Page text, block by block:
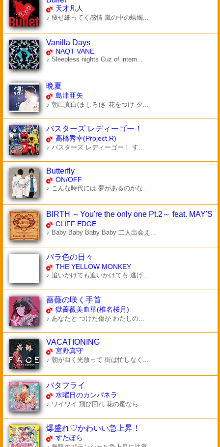
天才凡人
♪ 痩せ細ってく感情 嵐の中の蝋燭...
Vanilla Days
NAQT VANE
♪ Sleepless nights Cuz of intern...
晩夏
島津亜矢
♪ 朝に真白(ましろ)き 花をつけ 夕...
バスターズ レディーゴー！
高橋秀幸(Project.R)
♪ バスターズ レディーゴー！ す...
Butterfly
ON/OFF
♪ こんな時代には 夢があるのかな...
BIRTH ～You're the only one Pt.2～ feat. MAY'S
CLIFF EDGE
♪ Baby Baby Baby Baby 二人出会え...
バラ色の日々
THE YELLOW MONKEY
♪ 追いかけても追いかけても 逃げ...
薔薇の咲く手首
獄薔薇美血華(椎名桜月)
♪ あなたと つけた傷が わたしの...
VACATIONING
宮野真守
♪ 朝が白く光放って 街は忙しなく...
バタフライ
水曜日のカンパネラ
♪ ワイワイ 飛び回れ 花の蜜なら...
爆盛れ♡かわいい急上昇！
すたぽら